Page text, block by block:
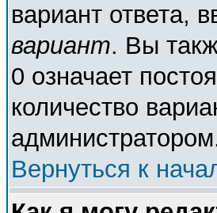
вариант ответа,
вариант. Вы
0 означает
количество
Вернуться к